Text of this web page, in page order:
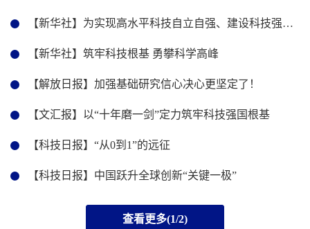
【新华社】为实现高水平科技自立自强、建设科技强国努力奋斗
【新华社】筑牢科技根基 勇攀科学高峰
【解放日报】加强基础研究信心决心更坚定了！
【文汇报】以“十年磨一剑”定力筑牢科技强国根基
【科技日报】“从0到1”的远征
【科技日报】中国跃升全球创新“关键一极”
查看更多(1/2)